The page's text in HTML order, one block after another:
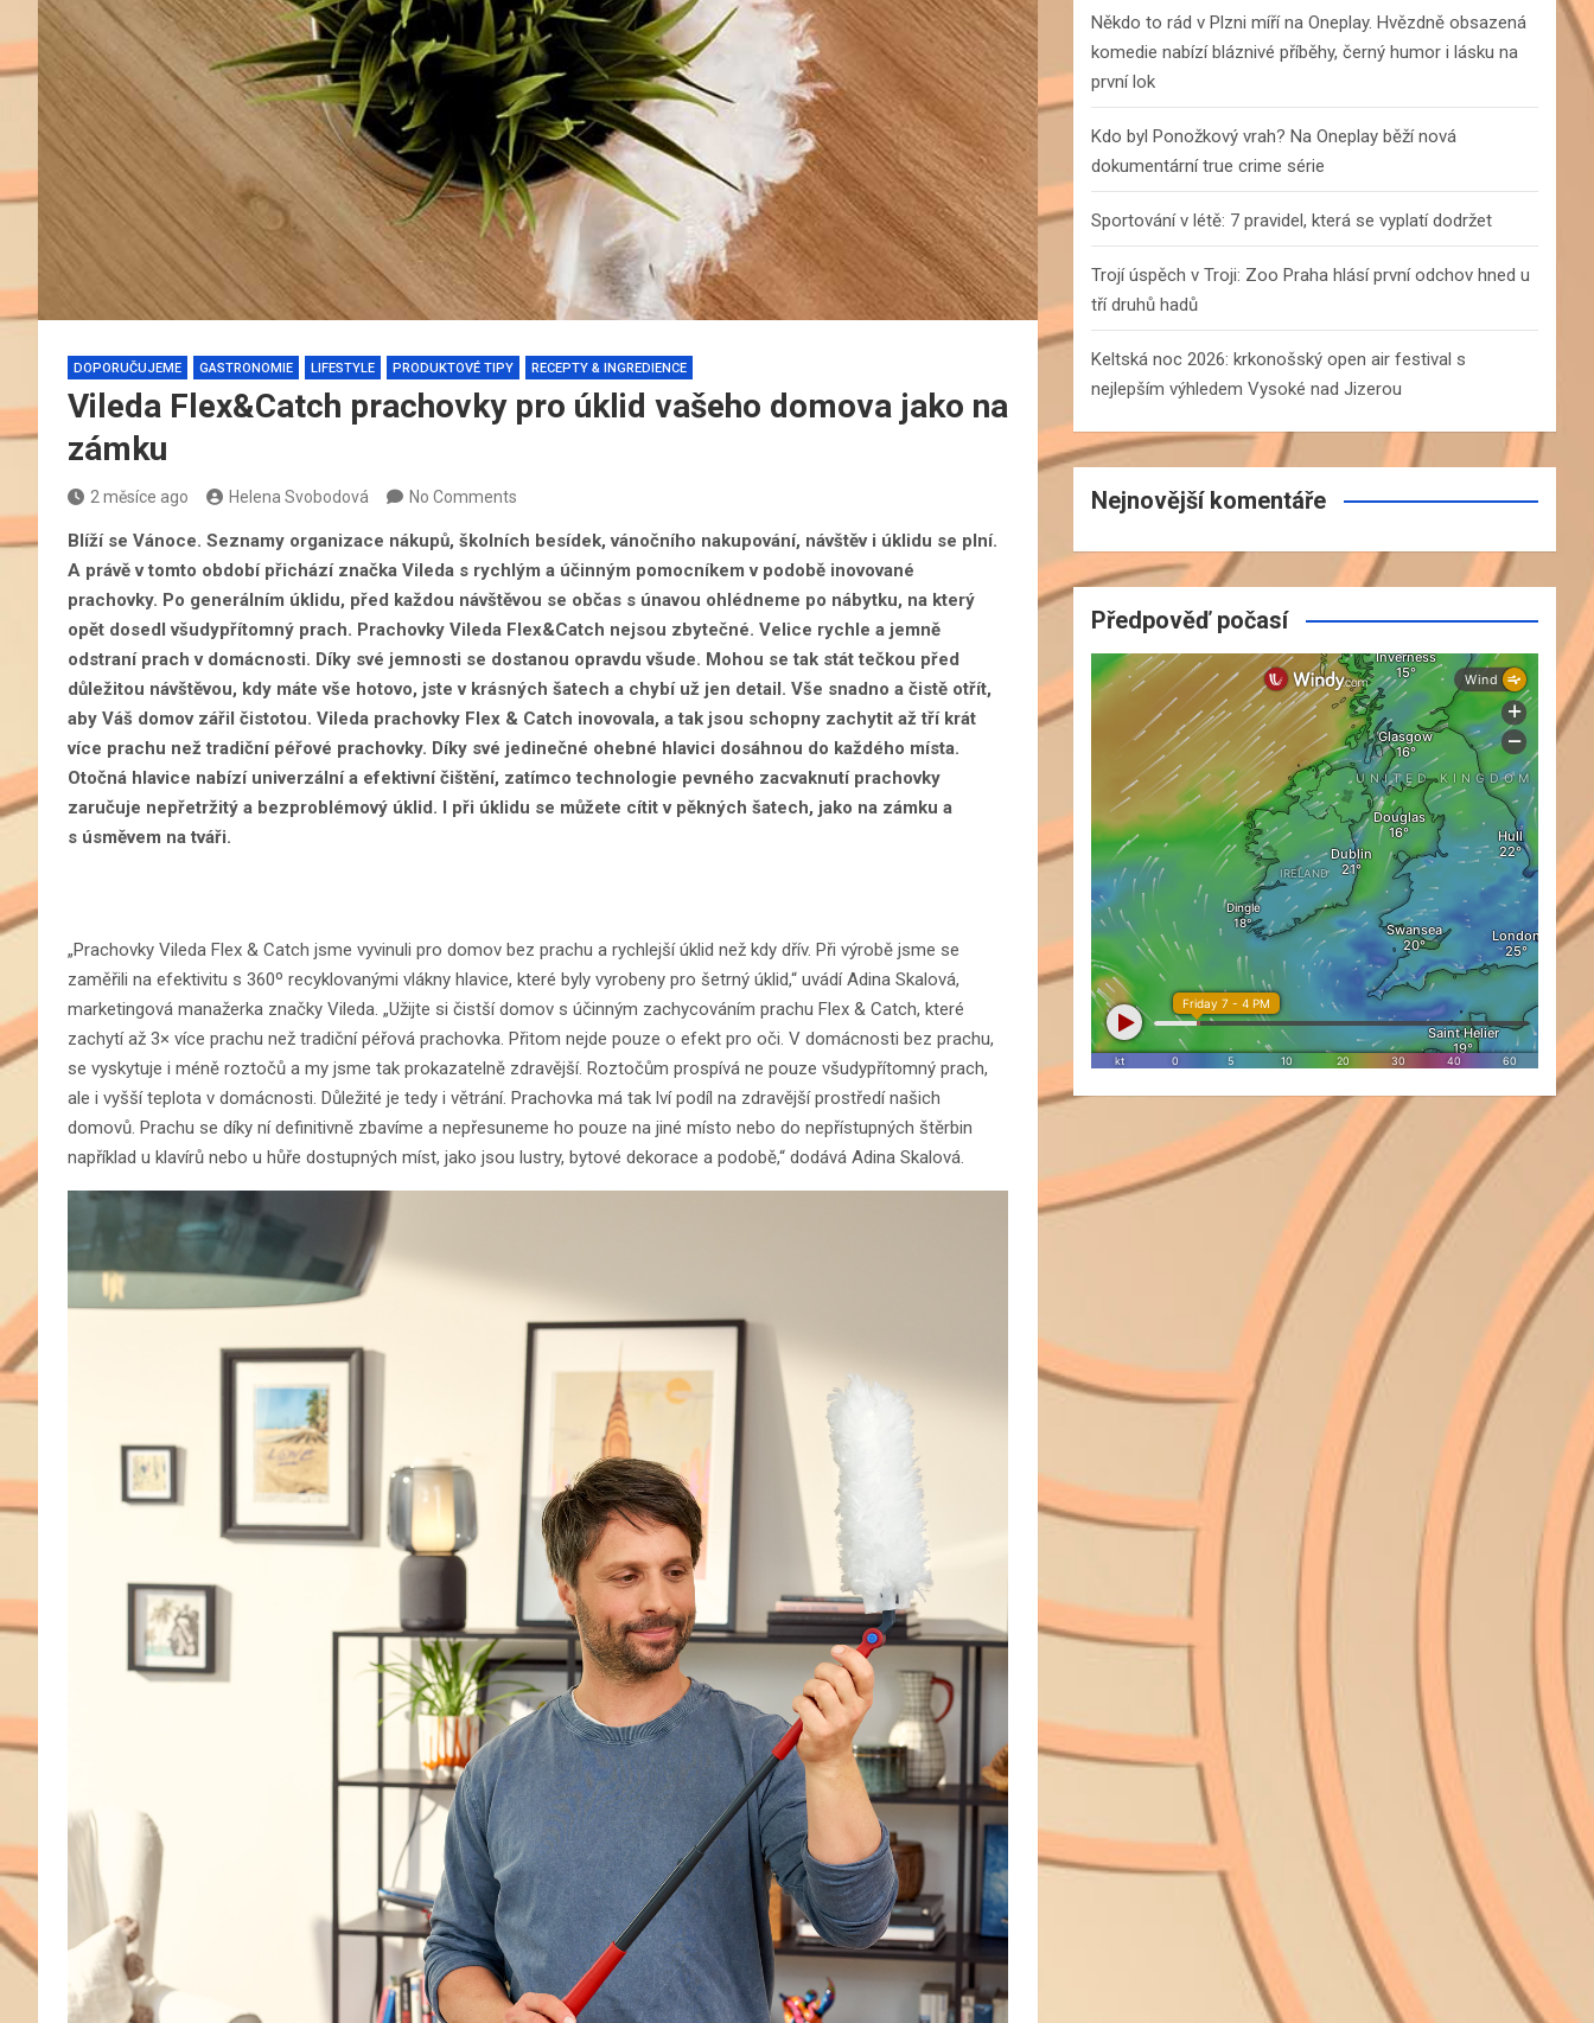
DOPORUČUJEME GASTRONOMIE LIFESTYLE PRODUKTOVÉ TIPY RECEPTY & INGREDIENCE
Vileda Flex&Catch prachovky pro úklid vašeho domova jako na
zámku
2 měsíce ago Helena Svobodová No Comments
Blíží se Vánoce. Seznamy organizace nákupů, školních besídek, vánočního nakupování, návštěv i úklidu se plní.
A právě v tomto období přichází značka Vileda s rychlým a účinným pomocníkem v podobě inovované
prachovky. Po generálním úklidu, před každou návštěvou se občas s únavou ohlédneme po nábytku, na který
opět dosedl všudypřítomný prach. Prachovky Vileda Flex&Catch nejsou zbytečné. Velice rychle a jemně
odstraní prach v domácnosti. Díky své jemnosti se dostanou opravdu všude. Mohou se tak stát tečkou před
důležitou návštěvou, kdy máte vše hotovo, jste v krásných šatech a chybí už jen detail. Vše snadno a čistě otřít,
aby Váš domov zářil čistotou. Vileda prachovky Flex & Catch inovovala, a tak jsou schopny zachytit až tří krát
více prachu než tradiční péřové prachovky. Díky své jedinečné ohebné hlavici dosáhnou do každého místa.
Otočná hlavice nabízí univerzální a efektivní čištění, zatímco technologie pevného zacvaknutí prachovky
zaručuje nepřetržitý a bezproblémový úklid. I při úklidu se můžete cítit v pěkných šatech, jako na zámku a
s úsměvem na tváři.
„Prachovky Vileda Flex & Catch jsme vyvinuli pro domov bez prachu a rychlejší úklid než kdy dřív. Při výrobě jsme se
zaměřili na efektivitu s 360º recyklovanými vlákny hlavice, které byly vyrobeny pro šetrný úklid,“ uvádí Adina Skalová,
marketingová manažerka značky Vileda. „Užijte si čistší domov s účinným zachycováním prachu Flex & Catch, které
zachytí až 3× více prachu než tradiční péřová prachovka. Přitom nejde pouze o efekt pro oči. V domácnosti bez prachu,
se vyskytuje i méně roztočů a my jsme tak prokazatelně zdravější. Roztočům prospívá ne pouze všudypřítomný prach,
ale i vyšší teplota v domácnosti. Důležité je tedy i větrání. Prachovka má tak lví podíl na zdravější prostředí našich
domovů. Prachu se díky ní definitivně zbavíme a nepřesuneme ho pouze na jiné místo nebo do nepřístupných štěrbin
například u klavírů nebo u hůře dostupných míst, jako jsou lustry, bytové dekorace a podobě,“ dodává Adina Skalová.
Někdo to rád v Plzni míří na Oneplay. Hvězdně obsazená
komedie nabízí bláznivé příběhy, černý humor i lásku na
první lok
Kdo byl Ponožkový vrah? Na Oneplay běží nová
dokumentární true crime série
Sportování v létě: 7 pravidel, která se vyplatí dodržet
Trojí úspěch v Troji: Zoo Praha hlásí první odchov hned u
tří druhů hadů
Keltská noc 2026: krkonošský open air festival s
nejlepším výhledem Vysoké nad Jizerou
Nejnovější komentáře
Předpověď počasí